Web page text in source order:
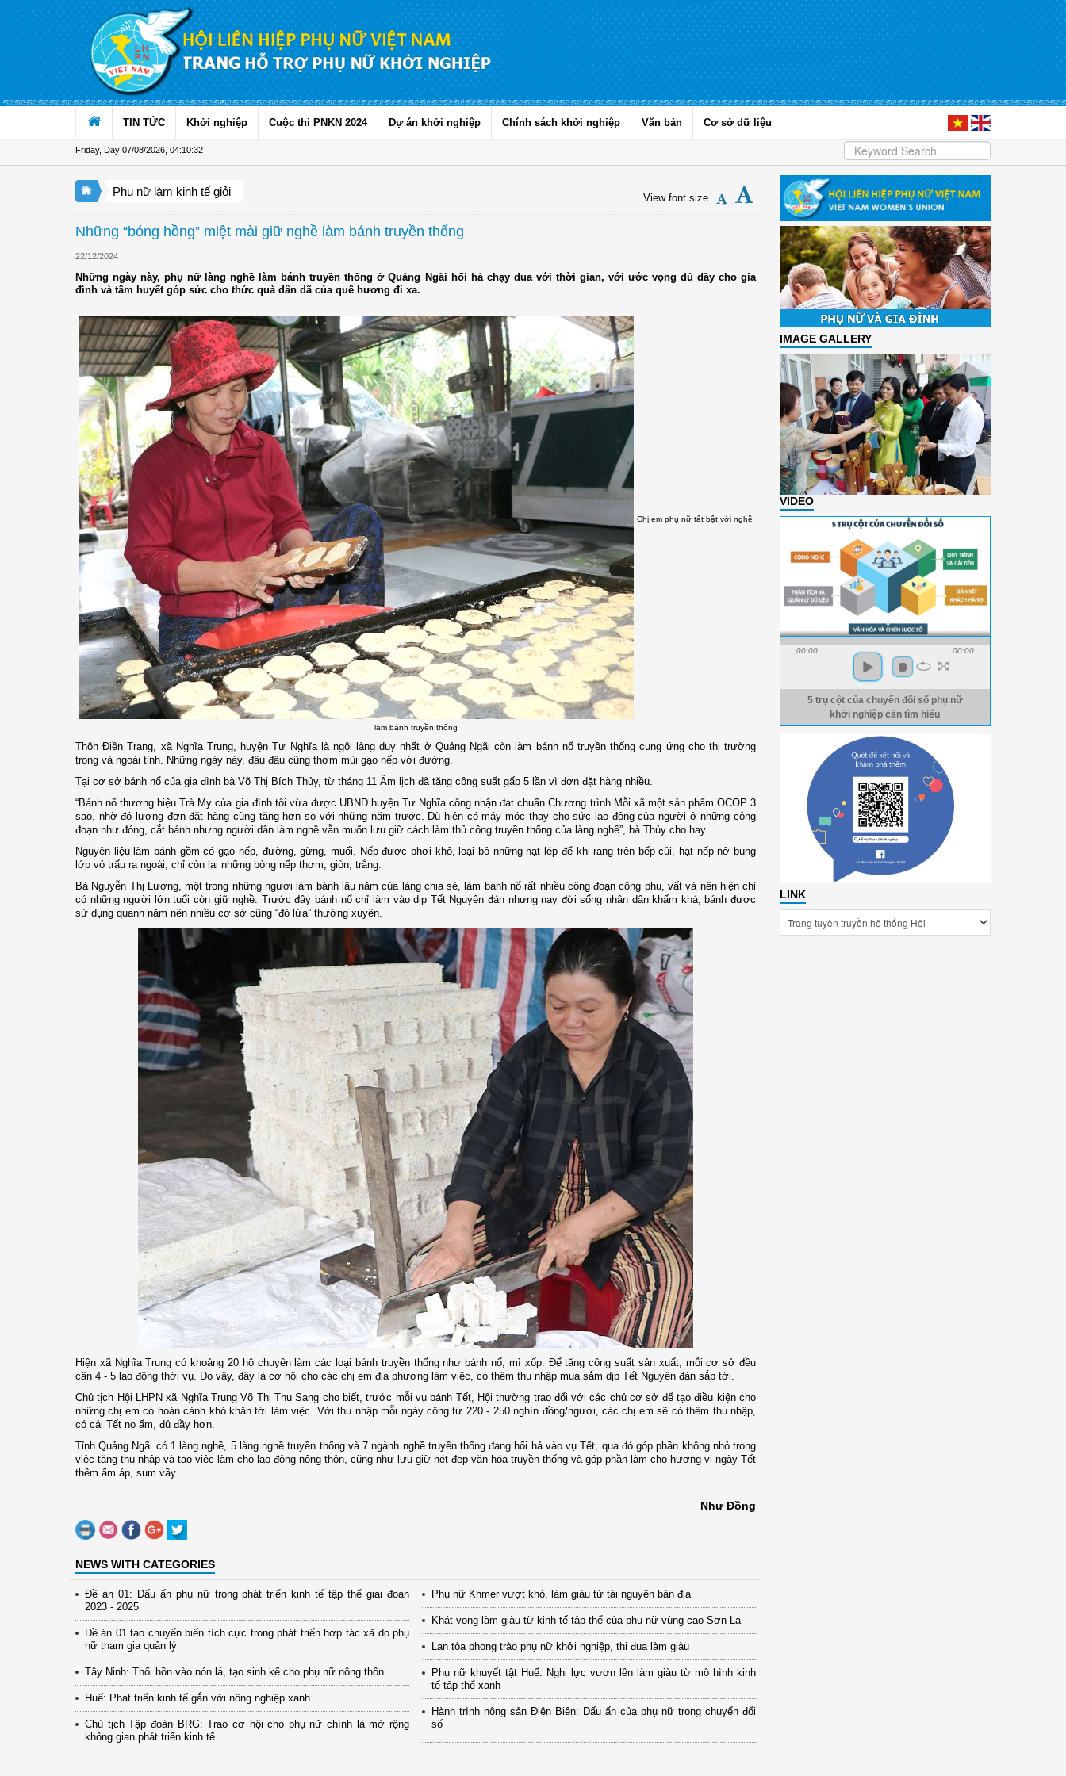
Skip to Content
TIN TỨC Khởi nghiệp Cuộc thi PNKN 2024 Dự án khởi nghiệp Chính sách khởi nghiệp Văn bản Cơ sở dữ liệu
Friday, Day 07/08/2026 04:10:33
Phụ nữ làm kinh tế giỏi View font size
Những “bóng hồng” miệt mài giữ nghề làm bánh truyền thống
22/12/2024
Những ngày này, phụ nữ làng nghề làm bánh truyền thống ở Quảng Ngãi hối hả chạy đua với thời gian, với ước vọng đủ đầy cho gia
đình và tâm huyết góp sức cho thức quà dân dã của quê hương đi xa.
Chị em phụ nữ tất bật với nghề
làm bánh truyền thống
Thôn Điền Trang, xã Nghĩa Trung, huyện Tư Nghĩa là ngôi làng duy nhất ở Quảng Ngãi còn làm bánh nổ truyền thống cung ứng cho thị trường
trong và ngoài tỉnh. Những ngày này, đâu đâu cũng thơm mùi gạo nếp với đường.
Tại cơ sở bánh nổ của gia đình bà Võ Thị Bích Thủy, từ tháng 11 Âm lịch đã tăng công suất gấp 5 lần vì đơn đặt hàng nhiều.
“Bánh nổ thương hiệu Trà My của gia đình tôi vừa được UBND huyện Tư Nghĩa công nhận đạt chuẩn Chương trình Mỗi xã một sản phẩm OCOP 3
sao, nhờ đó lượng đơn đặt hàng cũng tăng hơn so với những năm trước. Dù hiện có máy móc thay cho sức lao động của người ở những công
đoạn như đóng, cắt bánh nhưng người dân làm nghề vẫn muốn lưu giữ cách làm thủ công truyền thống của làng nghề”, bà Thủy cho hay.
Nguyên liệu làm bánh gồm có gạo nếp, đường, gừng, muối. Nếp được phơi khô, loại bỏ những hạt lép để khi rang trên bếp củi, hạt nếp nở bung
lớp vỏ trấu ra ngoài, chỉ còn lại những bỏng nếp thơm, giòn, trắng.
Bà Nguyễn Thị Lượng, một trong những người làm bánh lâu năm của làng chia sẻ, làm bánh nổ rất nhiều công đoạn công phu, vất vả nên hiện chỉ
có những người lớn tuổi còn giữ nghề. Trước đây bánh nổ chỉ làm vào dịp Tết Nguyên đán nhưng nay đời sống nhân dân khấm khá, bánh được
sử dụng quanh năm nên nhiều cơ sở cũng “đỏ lửa” thường xuyên.
Hiện xã Nghĩa Trung có khoảng 20 hộ chuyên làm các loại bánh truyền thống như bánh nổ, mì xốp. Để tăng công suất sản xuất, mỗi cơ sở đều
cần 4 - 5 lao động thời vụ. Do vậy, đây là cơ hội cho các chị em địa phương làm việc, có thêm thu nhập mua sắm dịp Tết Nguyên đán sắp tới.
Chủ tịch Hội LHPN xã Nghĩa Trung Võ Thị Thu Sang cho biết, trước mỗi vụ bánh Tết, Hội thường trao đổi với các chủ cơ sở để tạo điều kiện cho
những chị em có hoàn cảnh khó khăn tới làm việc. Với thu nhập mỗi ngày công từ 220 - 250 nghìn đồng/người, các chị em sẽ có thêm thu nhập,
có cái Tết no ấm, đủ đầy hơn.
Tỉnh Quảng Ngãi có 1 làng nghề, 5 làng nghề truyền thống và 7 ngành nghề truyền thống đang hối hả vào vụ Tết, qua đó góp phần không nhỏ trong
việc tăng thu nhập và tạo việc làm cho lao động nông thôn, cũng như lưu giữ nét đẹp văn hóa truyền thống và góp phần làm cho hương vị ngày Tết
thêm ấm áp, sum vầy.
Như Đồng
NEWS WITH CATEGORIES
Đề án 01: Dấu ấn phụ nữ trong phát triển kinh tế tập thể giai đoạn
2023 - 2025
Đề án 01 tạo chuyển biến tích cực trong phát triển hợp tác xã do phụ
nữ tham gia quản lý
Tây Ninh: Thổi hồn vào nón lá, tạo sinh kế cho phụ nữ nông thôn
Huế: Phát triển kinh tế gắn với nông nghiệp xanh
Chủ tịch Tập đoàn BRG: Trao cơ hội cho phụ nữ chính là mở rộng
không gian phát triển kinh tế
Phụ nữ Khmer vượt khó, làm giàu từ tài nguyên bản địa
Khát vọng làm giàu từ kinh tế tập thể của phụ nữ vùng cao Sơn La
Lan tỏa phong trào phụ nữ khởi nghiệp, thi đua làm giàu
Phụ nữ khuyết tật Huế: Nghị lực vươn lên làm giàu từ mô hình kinh
tế tập thể xanh
Hành trình nông sản Điện Biên: Dấu ấn của phụ nữ trong chuyển đổi
số
IMAGE GALLERY
VIDEO
00:00 00:00
5 trụ cột của chuyển đổi số phụ nữ
khởi nghiệp cần tìm hiểu
LINK